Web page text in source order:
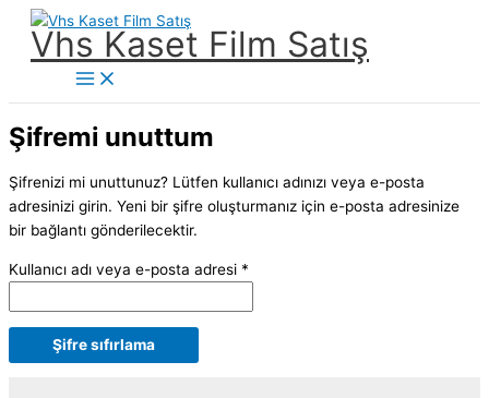
İçeriğe
Vhs Kaset Film Satış
Main
Menu
Şifremi unuttum
Şifrenizi mi unuttunuz? Lütfen kullanıcı adınızı veya e-posta
adresinizi girin. Yeni bir şifre oluşturmanız için e-posta adresinize
bir bağlantı gönderilecektir.
Kullanıcı adı veya e-posta adresi *
Şifre sıfırlama